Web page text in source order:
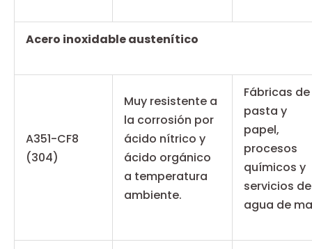
Acero inoxidable austenítico
A351-CF8
(304)
Muy resistente a
la corrosión por
ácido nítrico y
ácido orgánico
a temperatura
ambiente.
Fábricas de
pasta y
papel,
procesos
químicos y
servicios de
agua de